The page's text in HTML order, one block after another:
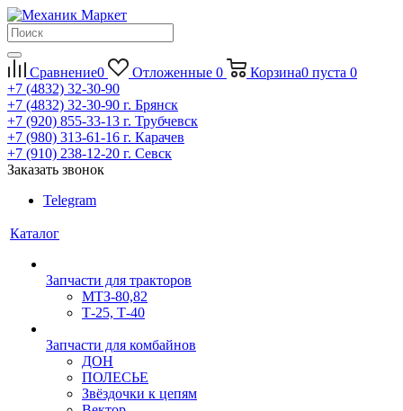
Сравнение0 Отложенные 0 Корзина0 пуста 0
+7 (4832) 32-30-90
+7 (4832) 32-30-90 г. Брянск
+7 (920) 855-33-13 г. Трубчевск
+7 (980) 313-61-16 г. Карачев
+7 (910) 238-12-20 г. Севск
Заказать звонок
Telegram
Каталог
Запчасти для тракторов
МТЗ-80,82
Т-25, Т-40
Запчасти для комбайнов
ДОН
ПОЛЕСЬЕ
Звёздочки к цепям